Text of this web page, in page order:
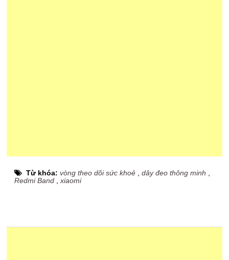
Từ khóa:vòng theo dõi sức khoẻ ,dây đeo thông minh
Redmi Band ,xiaomi